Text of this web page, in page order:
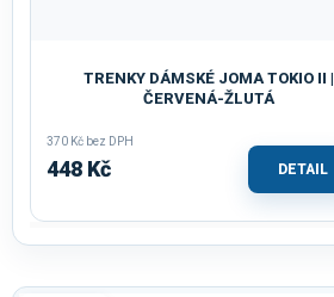
TRENKY DÁMSKÉ JOMA TOKIO II |
ČERVENÁ-ŽLUTÁ
370 Kč bez DPH
448 Kč DETAIL